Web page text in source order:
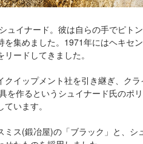
イナード。彼は自らの手でピト
集めました。1971年にはヘキセ
ードしてきました。
イップメント社を引き継ぎ、ク
作るというシュイナード氏のポ
います。
ス(鍛冶屋)の「ブラック」と、シ